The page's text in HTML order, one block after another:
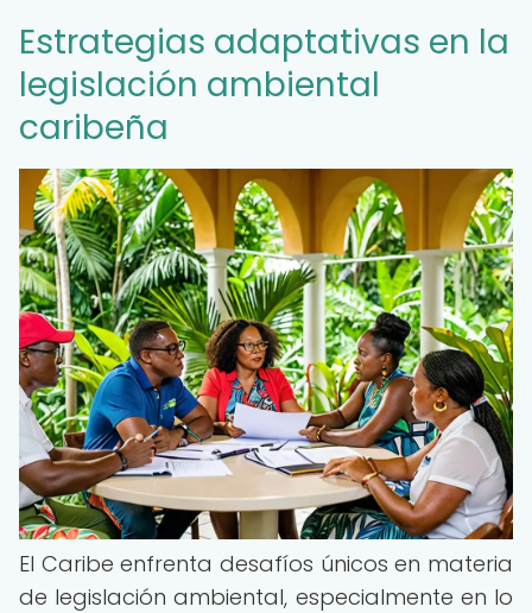
Estrategias adaptativas en la
legislación ambiental
caribeña
El Caribe enfrenta desafíos únicos en materia
de legislación ambiental, especialmente en lo